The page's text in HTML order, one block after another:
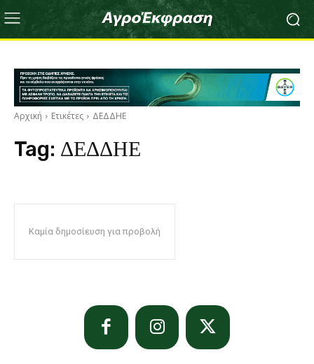
Αρχική Ετικέτες ΔΕΔΔΗΕ
Tag: ΔΕΔΔΗΕ
Καμία δημοσίευση για προβολή